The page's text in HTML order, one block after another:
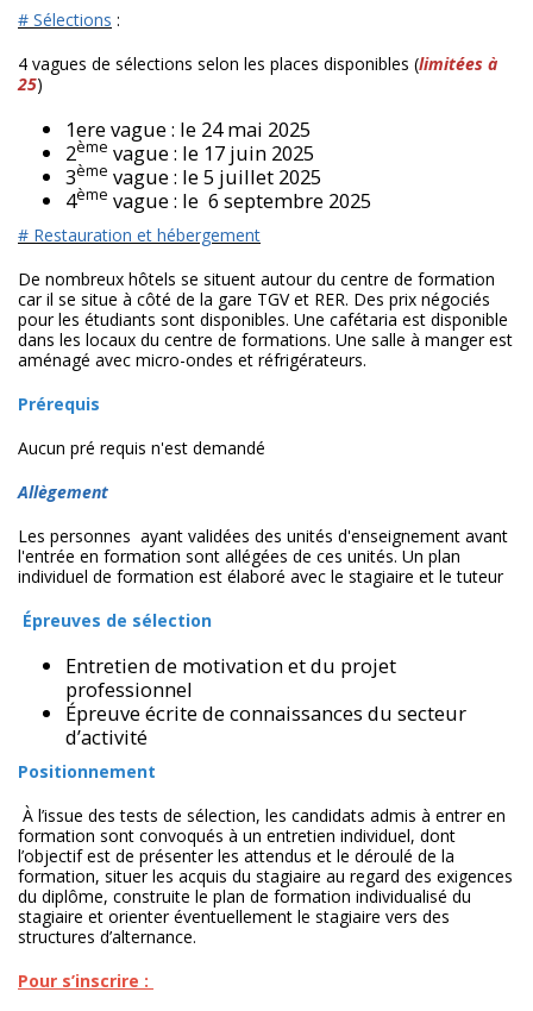
# Sélections :
4 vagues de sélections selon les places disponibles (limitées à
25)
1ere vague : le 24 mai 2025
2ème vague : le 17 juin 2025
3ème vague : le 5 juillet 2025
4ème vague : le 6 septembre 2025
# Restauration et hébergement
De nombreux hôtels se situent autour du centre de formation
car il se situe à côté de la gare TGV et RER. Des prix négociés
pour les étudiants sont disponibles. Une cafétaria est disponible
dans les locaux du centre de formations. Une salle à manger est
aménagé avec micro-ondes et réfrigérateurs.
Prérequis
Aucun pré requis n'est demandé
Allègement
Les personnes ayant validées des unités d'enseignement avant
l'entrée en formation sont allégées de ces unités. Un plan
individuel de formation est élaboré avec le stagiaire et le tuteur
Épreuves de sélection
Entretien de motivation et du projet
professionnel
Épreuve écrite de connaissances du secteur
d’activité
Positionnement
À l’issue des tests de sélection, les candidats admis à entrer en
formation sont convoqués à un entretien individuel, dont
l’objectif est de présenter les attendus et le déroulé de la
formation, situer les acquis du stagiaire au regard des exigences
du diplôme, construite le plan de formation individualisé du
stagiaire et orienter éventuellement le stagiaire vers des
structures d’alternance.
Pour s’inscrire :